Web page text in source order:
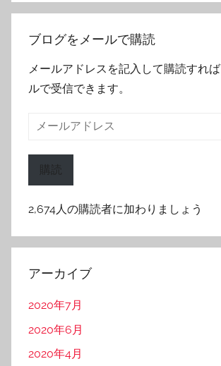
ブログをメールで購読
メールアドレスを記入して購読すれ
ルで受信できます。
ス
購読
2,674人の購読者に加わりましょう
アーカイブ
2020年7月
2020年6月
2020年4月